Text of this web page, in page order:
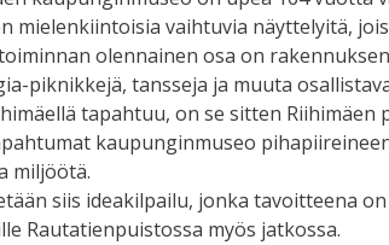
mielenkiintoisia vaihtuvia näyttelyitä,
olennainen osa on
piknikkejä, tansseja ja muuta
tapahtuu, on se sitten Riihimäen
kaupunginmuseo
miljöötä.
siis ideakilpailu, jonka tavoitteena
Rautatienpuistossa myös jatkossa.